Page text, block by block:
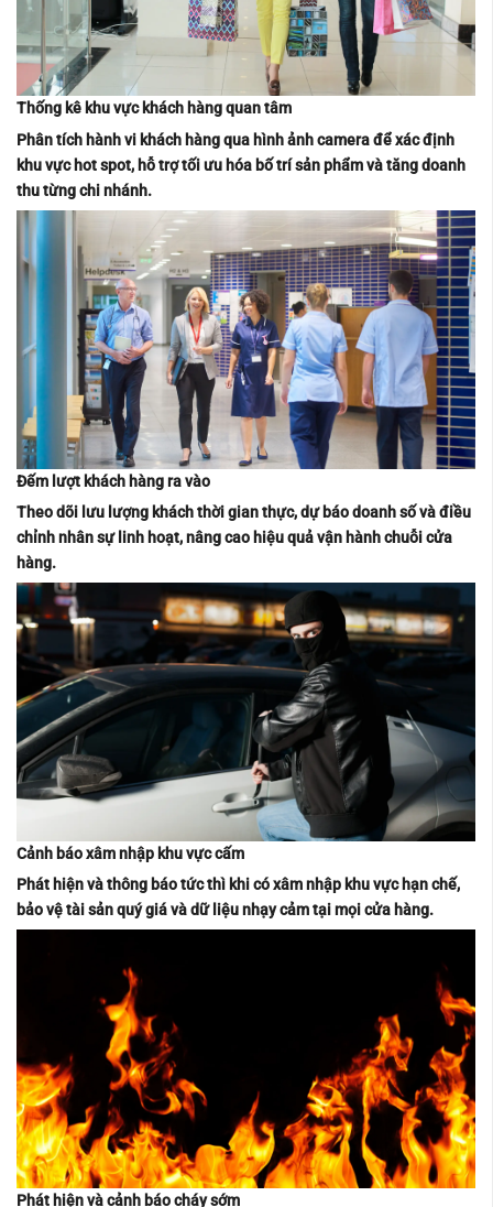
Thống kê khu vực khách hàng quan tâm
Phân tích hành vi khách hàng qua hình ảnh camera để xác định
khu vực hot spot, hỗ trợ tối ưu hóa bố trí sản phẩm và tăng doanh
thu từng chi nhánh.
Đếm lượt khách hàng ra vào
Theo dõi lưu lượng khách thời gian thực, dự báo doanh số và điều
chỉnh nhân sự linh hoạt, nâng cao hiệu quả vận hành chuỗi cửa
hàng.
Cảnh báo xâm nhập khu vực cấm
Phát hiện và thông báo tức thì khi có xâm nhập khu vực hạn chế,
bảo vệ tài sản quý giá và dữ liệu nhạy cảm tại mọi cửa hàng.
Phát hiện và cảnh báo cháy sớm